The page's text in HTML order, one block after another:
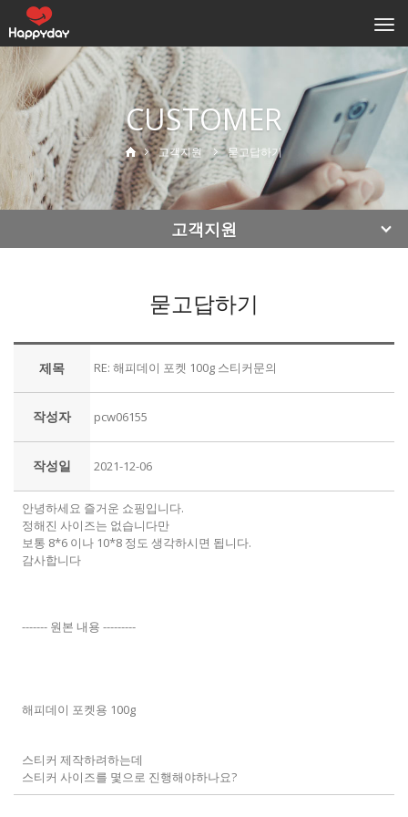
CUSTOMER
고객지원 묻고답하기
고객지원
묻고답하기
제목 RE: 해피데이 포켓 100g 스티커문의
작성자 pcw06155
작성일 2021-12-06
안녕하세요 즐거운 쇼핑입니다.
정해진 사이즈는 없습니다만
보통 8*6 이나 10*8 정도 생각하시면 됩니다.
감사합니다
------- 원본 내용 ---------
해피데이 포켓용 100g
스티커 제작하려하는데
스티커 사이즈를 몇으로 진행해야하나요?